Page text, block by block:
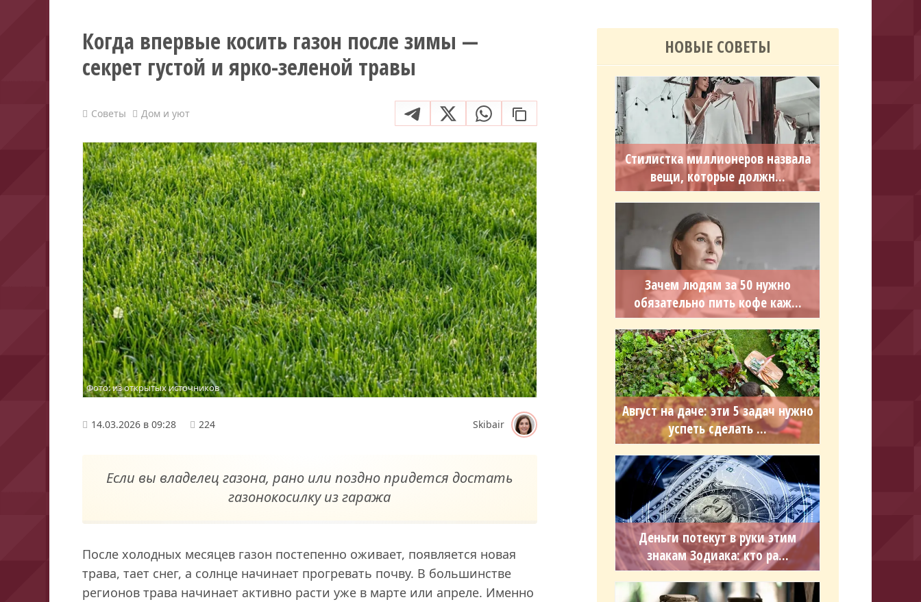
Когда впервые косить газон после зимы —
секрет густой и ярко-зеленой травы
Советы Дом и уют
Фото: из открытых источников
14.03.2026 в 09:28 224 Skibair
Если вы владелец газона, рано или поздно придется достать
газонокосилку из гаража
После холодных месяцев газон постепенно оживает, появляется новая
трава, тает снег, а солнце начинает прогревать почву. В большинстве
регионов трава начинает активно расти уже в марте или апреле. Именно
НОВЫЕ СОВЕТЫ
Стилистка миллионеров назвала
вещи, которые должн...
Зачем людям за 50 нужно
обязательно пить кофе каж...
Август на даче: эти 5 задач нужно
успеть сделать ...
Деньги потекут в руки этим
знакам Зодиака: кто ра...